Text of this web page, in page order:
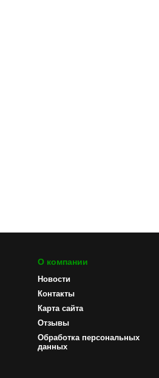
О компании
Новости
Контакты
Карта сайта
Отзывы
Обработка персональных
данных